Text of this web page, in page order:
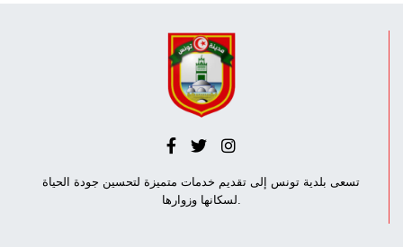
تسعى بلدية تونس إلى تقديم خدمات متميزة لتحسين جودة الحياة
لسكانها وزوارها.